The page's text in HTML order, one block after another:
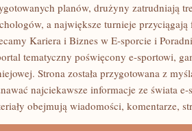
planów, drużyny zatrudniają
a największe turnieje
Kariera i Biznes w E-sporcie i
tematyczny poświęcony e-sportowi,
Strona została przygotowana z
najciekawsze informacje ze świata
obejmują wiadomości, komentarze,